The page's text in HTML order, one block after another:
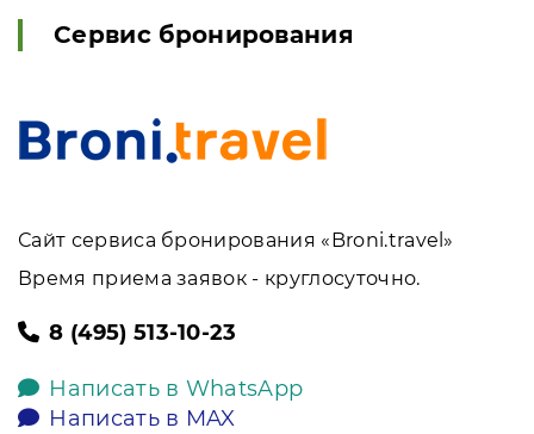
Сервис бронирования
Сайт сервиса бронирования «Broni.travel»
Время приема заявок - круглосуточно.
8 (495) 513-10-23
Написать в WhatsApp
Написать в MAX